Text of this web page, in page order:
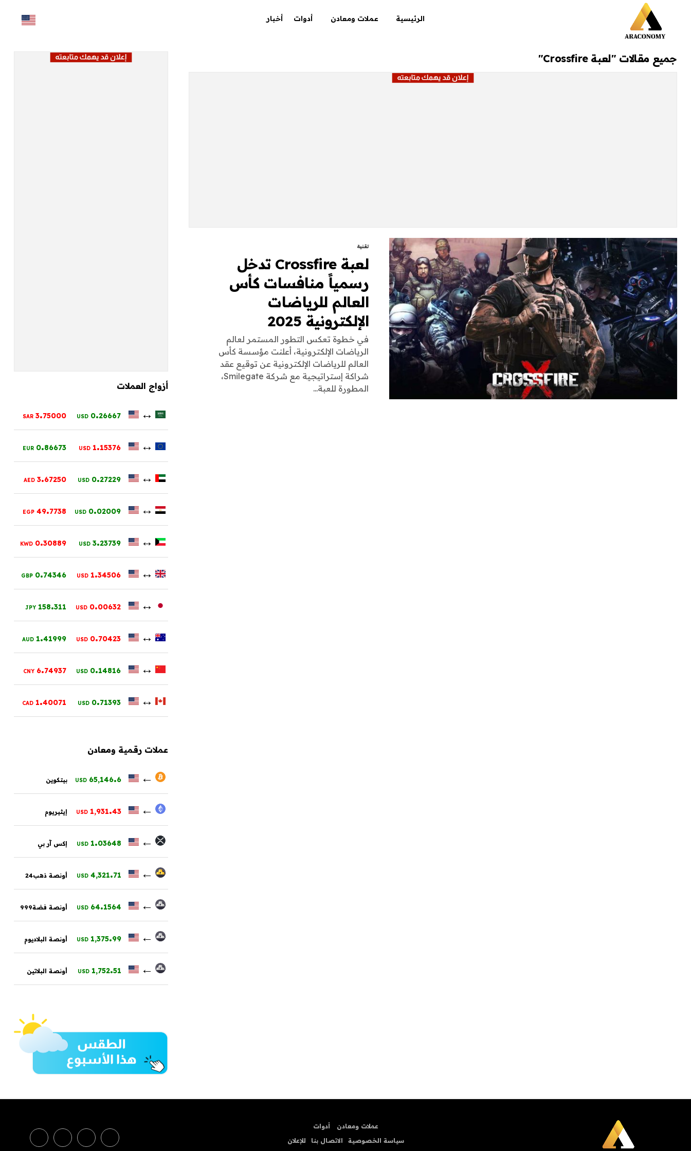
الرئيسية عملات ومعادن أدوات أخبار
جميع مقالات "لعبة Crossfire"
تقنية
لعبة Crossfire تدخل
رسمياً منافسات كأس
العالم للرياضات
الإلكترونية 2025
في خطوة تعكس التطور المستمر لعالم
الرياضات الإلكترونية، أعلنت مؤسسة كأس
العالم للرياضات الإلكترونية عن توقيع عقد
شراكة إستراتيجية مع شركة Smilegate،
المطورة للعبة...
أزواج العملات
↔
0.26667
USD
3.75000
SAR
↔
1.15376
USD
0.86673
EUR
↔
0.27229
USD
3.67250
AED
↔
0.02009
USD
49.7738
EGP
↔
3.23739
USD
0.30889
KWD
↔
1.34506
USD
0.74346
GBP
↔
0.00632
USD
158.311
JPY
↔
0.70423
USD
1.41999
AUD
↔
0.14816
USD
6.74937
CNY
↔
0.71393
USD
1.40071
CAD
عملات رقمية ومعادن
←
65,146.6
USD بيتكوين
←
1,931.43
USD إيثيريوم
←
1.03648
USD إكس آر بي
←
4,321.71
USD أونصة ذهب24
←
64.1564
USD أونصة فضة999
←
1,375.99
USD أونصة البلاديوم
←
1,752.51
USD أونصة البلاتين
عملات ومعادن
أدوات
سياسة الخصوصية
الاتصال بنا للإعلان